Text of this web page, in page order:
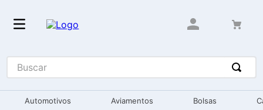
Buscar
Automotivos Aviamentos Bolsas